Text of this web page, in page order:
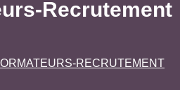
Recrutement
RECRUTEMENT